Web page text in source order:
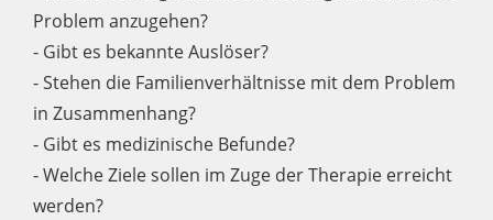
Problem anzugehen?
- Gibt es bekannte Auslöser?
- Stehen die Familienverhältnisse mit dem Problem
in Zusammenhang?
- Gibt es medizinische Befunde?
- Welche Ziele sollen im Zuge der Therapie erreicht
werden?